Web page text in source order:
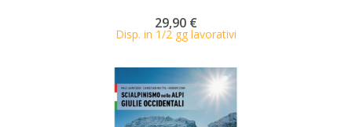
29,90 €
Disp. in 1/2 gg lavorativi